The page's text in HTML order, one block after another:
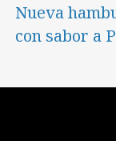
Nueva
con sabor a